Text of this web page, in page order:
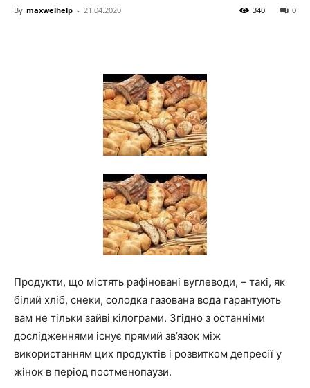
By maxwelhelp - 21.04.2020 0
340
Продукти, що містять рафіновані вуглеводи, – такі, як
білий хліб, снеки, солодка газована вода гарантують
вам не тільки зайві кілограми. Згідно з останніми
дослідженнями існує прямий зв’язок між
використанням цих продуктів і розвитком депресії у
жінок в період постменопаузи.